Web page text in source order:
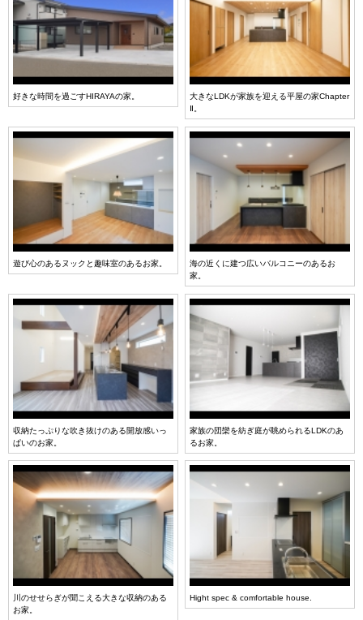
好きな時間を過ごすHIRAYAの家。
大きなLDKが家族を迎える平屋の家Chapter
Ⅱ。
遊び心のあるヌックと趣味室のあるお家。
海の近くに建つ広いバルコニーのあるお
家。
収納たっぷりな吹き抜けのある開放感いっ
ぱいのお家。
家族の団欒を紡ぎ庭が眺められるLDKのあ
るお家。
川のせせらぎが聞こえる大きな収納のある
お家。
Hight spec & comfortable house.